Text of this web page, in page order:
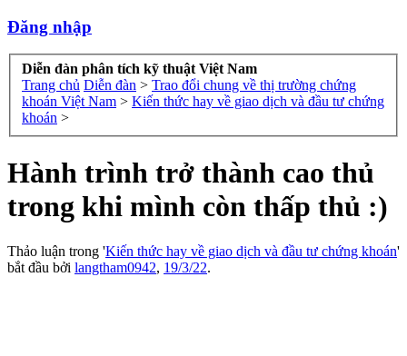
Đăng nhập
Diễn đàn phân tích kỹ thuật Việt Nam
Trang chủ Diễn đàn > Trao đổi chung về thị trường chứng
khoán Việt Nam > Kiến thức hay về giao dịch và đầu tư chứng
khoán >
Hành trình trở thành cao thủ
trong khi mình còn thấp thủ :)
Thảo luận trong 'Kiến thức hay về giao dịch và đầu tư chứng khoán'
bắt đầu bởi langtham0942, 19/3/22.